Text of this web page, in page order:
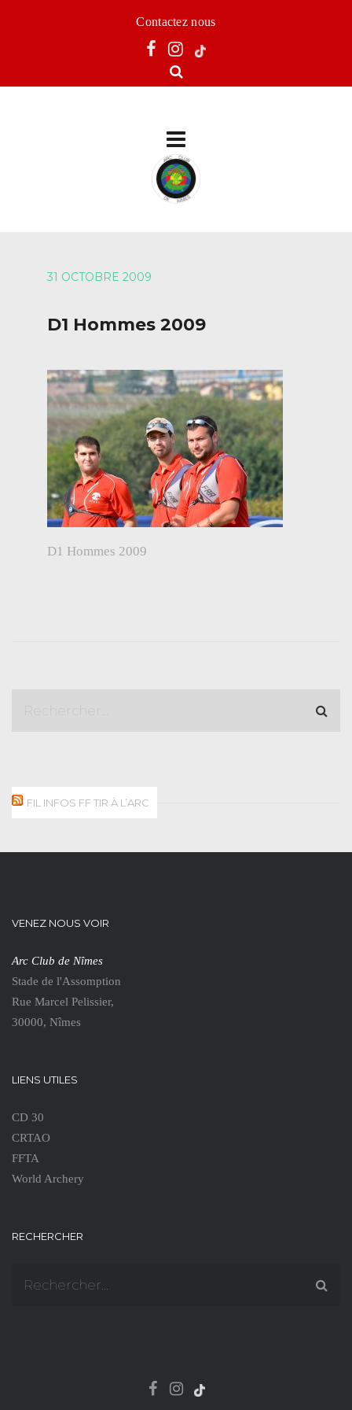
Contactez nous
31 OCTOBRE 2009
D1 Hommes 2009
D1 Hommes 2009
FIL INFOS FF TIR À L’ARC
VENEZ NOUS VOIR
Arc Club de Nîmes
Stade de l'Assomption
Rue Marcel Pelissier,
30000, Nîmes
LIENS UTILES
CD 30
CRTAO
FFTA
World Archery
RECHERCHER